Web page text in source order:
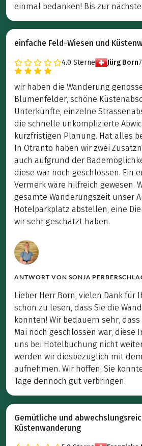
einmal bedanken! Bis zur
einfache Feld-Wiesen und
4.0 Sterne Jürg Born
wir haben die Wanderung
Blumenfelder, schöne
Unterkünfte, einzelne
die schnelle unkomplizierte
kurzfristigen Planung. Hat alles
In Otranto haben wir zwei
auch aufgrund der
diese war noch geschlossen. Ein
Vermerk wäre hilfreich gewesen.
gesamte Wanderungszeit unser
Hotelparkplatz abstellen, eine
wir sehr geschätzt haben.
ANTWORT VON SONJA
Lieber Herr Born, vielen Dank für
schön zu lesen, dass Sie die
konnten! Wir bedauern sehr,
Mai noch geschlossen war, diese
uns bei Hotelbuchung nicht
werden wir diesbezüglich mit
aufnehmen. Wir hoffen, Sie
Tage dennoch gut verbringen.
Gemütliche und
Küstenwanderung